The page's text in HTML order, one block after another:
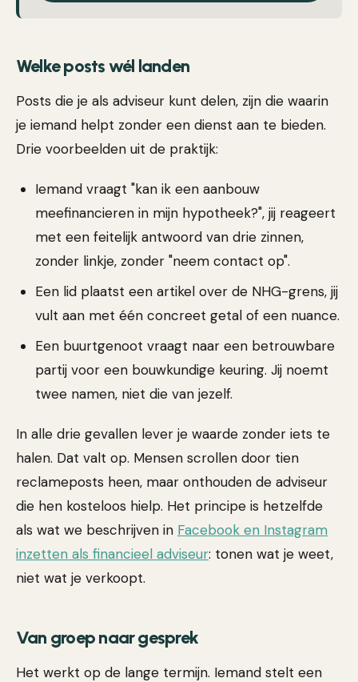
Welke posts wél landen
Posts die je als adviseur kunt delen, zijn die waarin
je iemand helpt zonder een dienst aan te bieden.
Drie voorbeelden uit de praktijk:
Iemand vraagt "kan ik een aanbouw
meefinancieren in mijn hypotheek?", jij reageert
met een feitelijk antwoord van drie zinnen,
zonder linkje, zonder "neem contact op".
Een lid plaatst een artikel over de NHG-grens, jij
vult aan met één concreet getal of een nuance.
Een buurtgenoot vraagt naar een betrouwbare
partij voor een bouwkundige keuring. Jij noemt
twee namen, niet die van jezelf.
In alle drie gevallen lever je waarde zonder iets te
halen. Dat valt op. Mensen scrollen door tien
reclameposts heen, maar onthouden de adviseur
die hen kosteloos hielp. Het principe is hetzelfde
als wat we beschrijven in Facebook en Instagram
inzetten als financieel adviseur: tonen wat je weet,
niet wat je verkoopt.
Van groep naar gesprek
Het werkt op de lange termijn. Iemand stelt een